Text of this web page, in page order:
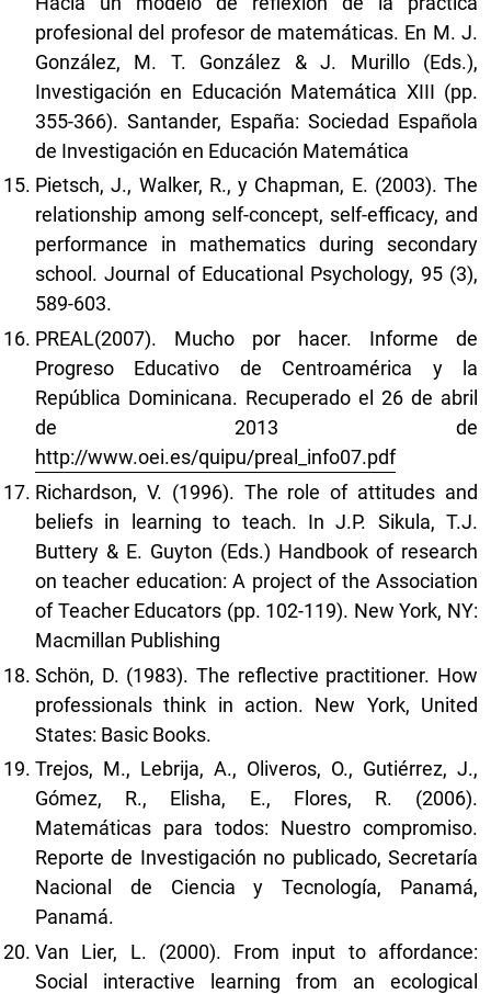
profesional del profesor de matemáticas. En M. J.
González, M. T. González & J. Murillo (Eds.),
Investigación en Educación Matemática XIII (pp.
355-366). Santander, España: Sociedad Española
de Investigación en Educación Matemática
Pietsch, J., Walker, R., y Chapman, E. (2003). The
relationship among self-concept, self-efficacy, and
performance in mathematics during secondary
school. Journal of Educational Psychology, 95 (3),
589-603.
PREAL(2007). Mucho por hacer. Informe de
Progreso Educativo de Centroamérica y la
República Dominicana. Recuperado el 26 de abril
de 2013 de
http://www.oei.es/quipu/preal_info07.pdf
Richardson, V. (1996). The role of attitudes and
beliefs in learning to teach. In J.P. Sikula, T.J.
Buttery & E. Guyton (Eds.) Handbook of research
on teacher education: A project of the Association
of Teacher Educators (pp. 102-119). New York, NY:
Macmillan Publishing
Schön, D. (1983). The reflective practitioner. How
professionals think in action. New York, United
States: Basic Books.
Trejos, M., Lebrija, A., Oliveros, O., Gutiérrez, J.,
Gómez, R., Elisha, E., Flores, R. (2006).
Matemáticas para todos: Nuestro compromiso.
Reporte de Investigación no publicado, Secretaría
Nacional de Ciencia y Tecnología, Panamá,
Panamá.
Van Lier, L. (2000). From input to affordance:
Social interactive learning from an ecological